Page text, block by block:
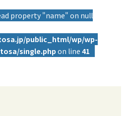
property "name" on null
public_html/wp/wp-
single.php on line41